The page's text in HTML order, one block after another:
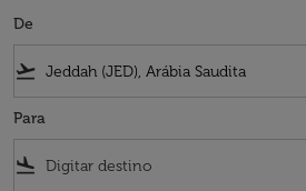
De
flight_takeoff
Para
flight_land